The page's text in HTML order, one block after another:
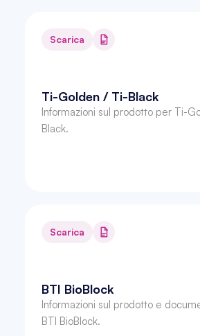
Scarica
Ti-Golden / Ti-Black
Informazioni sul prodotto per Ti-
Black.
Scarica
BTI BioBlock
Informazioni sul prodotto e
BTI BioBlock.